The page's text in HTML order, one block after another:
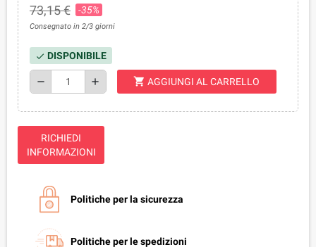
73,15 € -35%
Consegnato in 2/3 giorni
check DISPONIBILE
remove add shopping_cart AGGIUNGI AL CARRELLO
RICHIEDI
INFORMAZIONI
Politiche per la sicurezza
Politiche per le spedizioni